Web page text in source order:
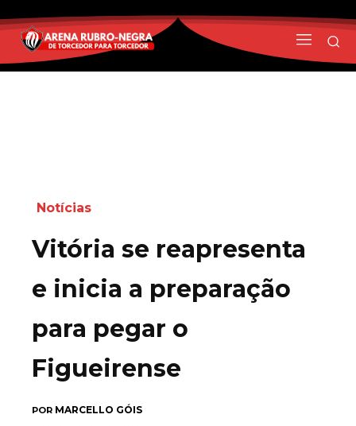
Notícias
Vitória se reapresenta
e inicia a preparação
para pegar o
Figueirense
POR MARCELLO GÓIS